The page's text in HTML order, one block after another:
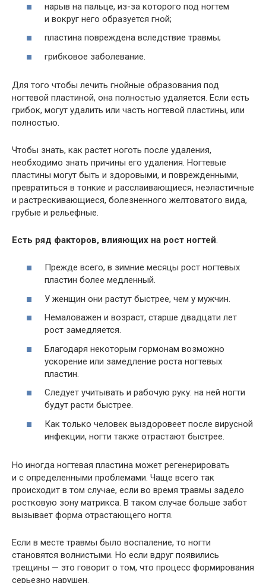
нарыв на пальце, из-за которого под ногтем
и вокруг него образуется гной;
пластина повреждена вследствие травмы;
грибковое заболевание.
Для того чтобы лечить гнойные образования под
ногтевой пластиной, она полностью удаляется. Если есть
грибок, могут удалить или часть ногтевой пластины, или
полностью.
Чтобы знать, как растет ноготь после удаления,
необходимо знать причины его удаления. Ногтевые
пластины могут быть и здоровыми, и поврежденными,
превратиться в тонкие и расслаивающиеся, неэластичные
и растрескивающиеся, болезненного желтоватого вида,
грубые и рельефные.
Есть ряд факторов, влияющих на рост ногтей
Прежде всего, в зимние месяцы рост ногтевых
пластин более медленный.
У женщин они растут быстрее, чем у мужчин.
Немаловажен и возраст, старше двадцати лет
рост замедляется.
Благодаря некоторым гормонам возможно
ускорение или замедление роста ногтевых
пластин.
Следует учитывать и рабочую руку: на ней ногти
будут расти быстрее.
Как только человек выздоровеет после вирусной
инфекции, ногти также отрастают быстрее.
Но иногда ногтевая пластина может регенерировать
и с определенными проблемами. Чаще всего так
происходит в том случае, если во время травмы задело
ростковую зону матрикса. В таком случае больше забот
вызывает форма отрастающего ногтя.
Если в месте травмы было воспаление, то ногти
становятся волнистыми. Но если вдруг появились
трещины — это говорит о том, что процесс формирования
серьезно нарушен.